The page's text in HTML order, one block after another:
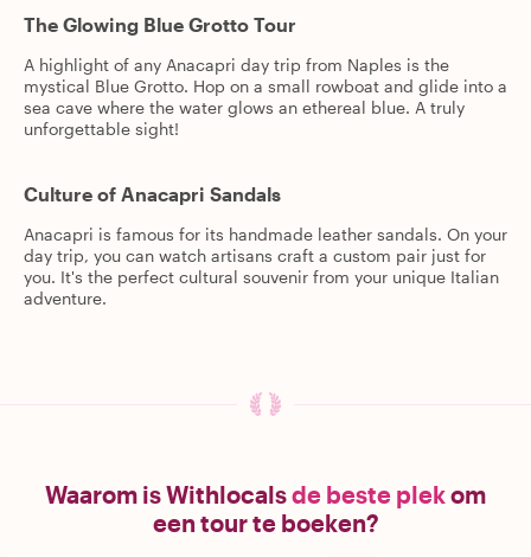
The Glowing Blue Grotto Tour
A highlight of any Anacapri day trip from Naples is the
mystical Blue Grotto. Hop on a small rowboat and glide into a
sea cave where the water glows an ethereal blue. A truly
unforgettable sight!
Culture of Anacapri Sandals
Anacapri is famous for its handmade leather sandals. On your
day trip, you can watch artisans craft a custom pair just for
you. It's the perfect cultural souvenir from your unique Italian
adventure.
Waarom is Withlocalsde beste plekom
een tour te boeken?